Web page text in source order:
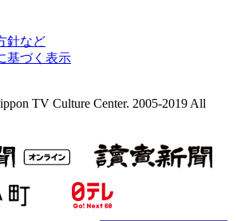
針など
基づく表示
TV Culture Center. 2005-2019 All